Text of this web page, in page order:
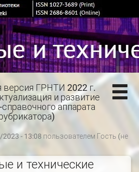
версия ГРНТИ 2022 г.
и развитие
аппарата
- 13:08 пользователем Гость (не
и технические